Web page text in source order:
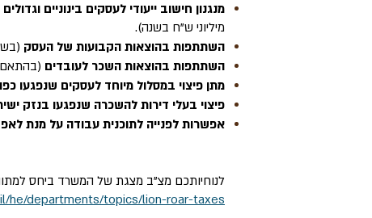
מנגנון חישוב ייעודי לעסקים בינוניים וגדולים
מיליוני ש"ח בשנה).
השתתפות בהוצאות הקבועות של העסק
השתתפות בהוצאות השכר לעובדים (בהתאם
מתן פיצוי במסלול מיוחד לעסקים שנפגעו
פיצוי בעלי דירות להשכרה שנפגעו בנזק
אפשרות לפנייה לתוכנית עבודה על מנת
לנוחיותכם מצ"ב מצגת של המשרד ביחס
he/departments/topics/lion-roar-taxes